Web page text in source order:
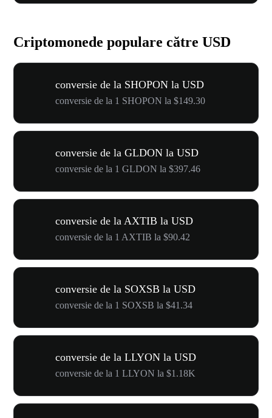
Criptomonede populare către USD
conversie de la SHOPON la USD
conversie de la 1 SHOPON la $149.30
conversie de la GLDON la USD
conversie de la 1 GLDON la $397.46
conversie de la AXTIB la USD
conversie de la 1 AXTIB la $90.42
conversie de la SOXSB la USD
conversie de la 1 SOXSB la $41.34
conversie de la LLYON la USD
conversie de la 1 LLYON la $1.18K